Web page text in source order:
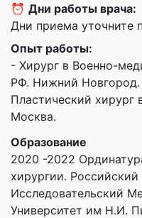
⏰ Дни работы врача:
Дни приема уточните
Опыт работы:
- Хирург в Военно-
РФ. Нижний Новгород.
Пластический
Москва.
Образование
2020 -2022
хирургии.
Исследовательский
Университет им Н.И.